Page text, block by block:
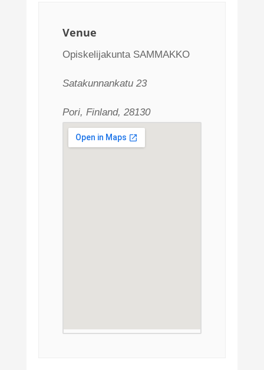
Venue
Opiskelijakunta SAMMAKKO
Satakunnankatu 23
Pori, Finland, 28130